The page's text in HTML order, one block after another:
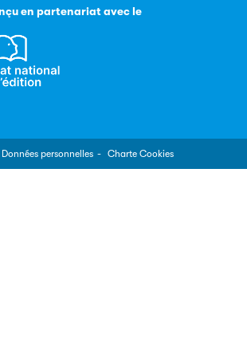
en partenariat avec le
Données personnelles Charte Cookies